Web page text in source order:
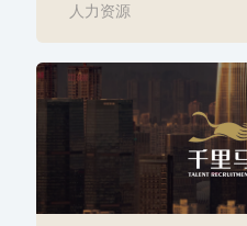
人力资源